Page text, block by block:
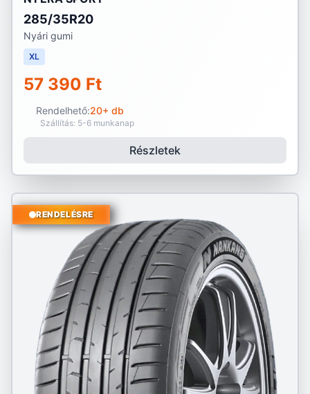
285/35R20
Nyári gumi
XL
57 390 Ft
Rendelhető:20+ db
Szállítás: 5-6 munkanap
Részletek
RENDELÉSRE